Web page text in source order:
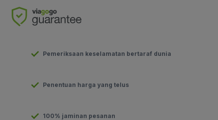
Pemeriksaan keselamatan bertaraf dunia
Penentuan harga yang telus
100% jaminan pesanan